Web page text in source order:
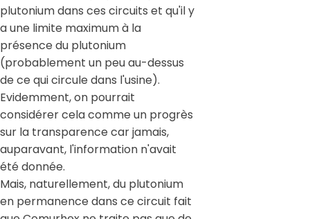
plutonium dans ces circuits et qu'il y
a une limite maximum à la
présence du plutonium
(probablement un peu au-dessus
de ce qui circule dans l'usine).
Evidemment, on pourrait
considérer cela comme un progrès
sur la transparence car jamais,
auparavant, l'information n'avait
été donnée.
Mais, naturellement, du plutonium
en permanence dans ce circuit fait